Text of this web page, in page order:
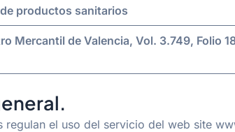
productos sanitarios
Mercantil de Valencia, Vol. 3.749, Folio
regulan el uso del servicio del web site